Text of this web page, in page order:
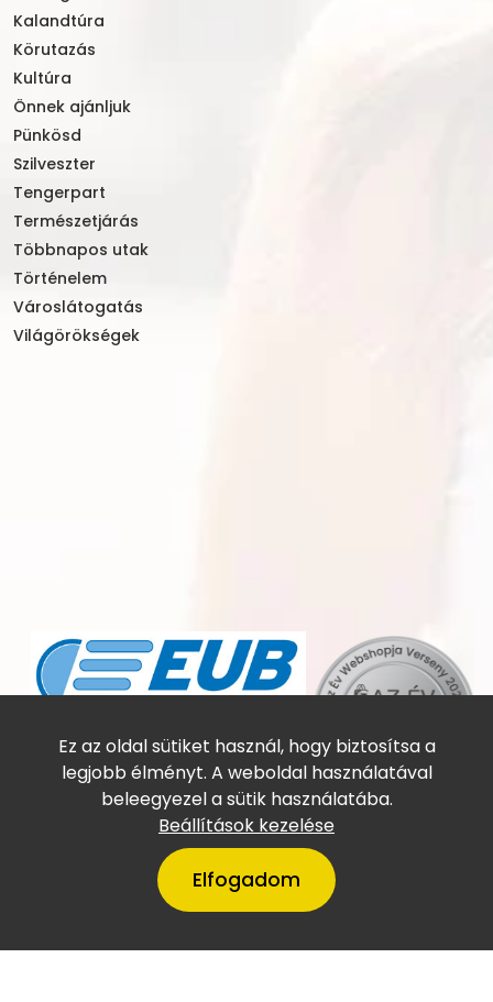
Ez az oldal sütiket használ, hogy biztosítsa a
legjobb élményt. A weboldal használatával
beleegyezel a sütik használatába.
Beállítások kezelése
Elfogadom
Kalandtúra
Körutazás
Kultúra
Önnek ajánljuk
Pünkösd
Szilveszter
Tengerpart
Természetjárás
Többnapos utak
Történelem
Városlátogatás
Világörökségek
A VillámTúra Magyarország
szerepel